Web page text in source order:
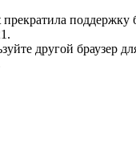
поддержку
другой браузер